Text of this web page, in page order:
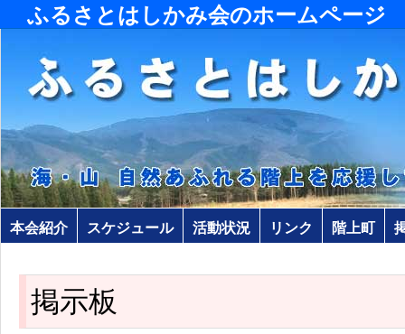
ふるさとはしかみ会のホームページ
本会紹介 スケジュール 活動状況 リンク 階上町
掲示板